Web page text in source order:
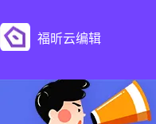
福昕云编辑